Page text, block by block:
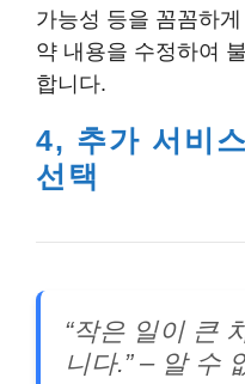
가능성 등을 꼼꼼하
약 내용을 수정하여
합니다.
4, 추가 서비
선택
“작은 일이 큰
니다.” – 알 수